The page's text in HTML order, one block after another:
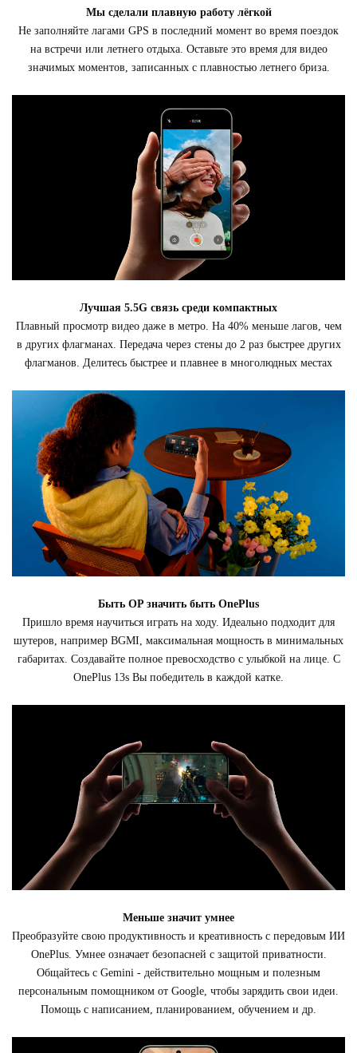
Мы сделали плавную работу лёгкой
Не заполняйте лагами GPS в последний момент во время поездок
на встречи или летнего отдыха. Оставьте это время для видео
значимых моментов, записанных с плавностью летнего бриза.
Лучшая 5.5G связь среди компактных
Плавный просмотр видео даже в метро. На 40% меньше лагов, чем
в других флагманах. Передача через стены до 2 раз быстрее других
флагманов. Делитесь быстрее и плавнее в многолюдных местах
Быть OP значить быть OnePlus
Пришло время научиться играть на ходу. Идеально подходит для
шутеров, например BGMI, максимальная мощность в минимальных
габаритах. Создавайте полное превосходство с улыбкой на лице. С
OnePlus 13s Вы победитель в каждой катке.
Меньше значит умнее
Преобразуйте свою продуктивность и креативность с передовым ИИ
OnePlus. Умнее означает безопасней с защитой приватности.
Общайтесь с Gemini - действительно мощным и полезным
персональным помощником от Google, чтобы зарядить свои идеи.
Помощь с написанием, планированием, обучением и др.